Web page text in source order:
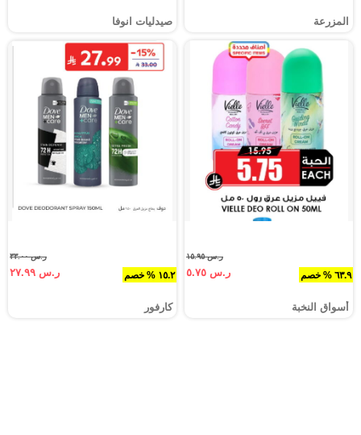
المزرعة صيدليات انوفا
٦٣.٩ % خصم
ر.س ١٥.٩٥
ر.س ٥.٧٥
أسواق النخبة
١٥.٢ % خصم
ر.س ٣٣.٠٠
ر.س ٢٧.٩٩
كارفور